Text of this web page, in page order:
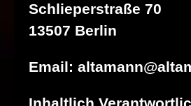
Schlieperstraße 70
13507 Berlin
Email: